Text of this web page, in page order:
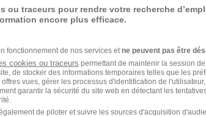
ou traceurs pour rendre votre recherche
encore plus efficace.
fonctionnement de nos services et ne peuvent pas être
cookies ou traceurs permettant de maintenir la session
de stocker des informations temporaires telles que les
vues, gérer les processus d'identification de
garantir la sécurité du site web en détectant les
de piloter et suivre les sources d'acquisition